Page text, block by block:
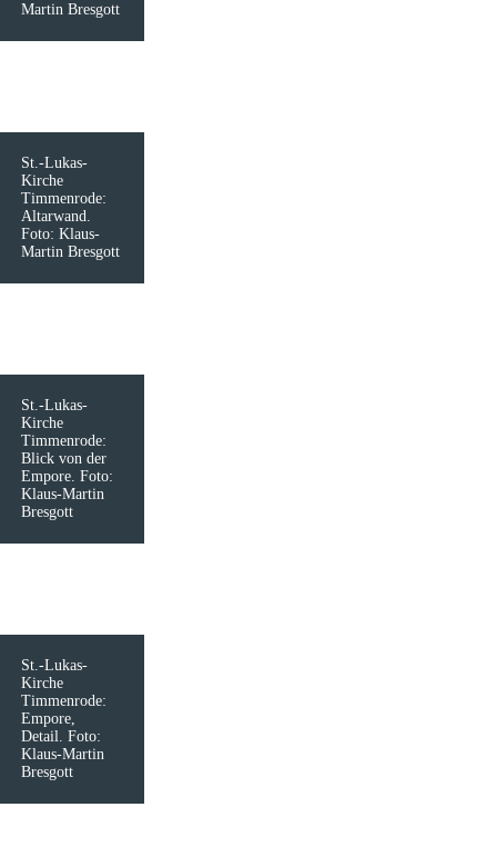
Martin Bresgott
St.-Lukas-
Kirche
Timmenrode:
Altarwand.
Foto: Klaus-
Martin Bresgott
St.-Lukas-
Kirche
Timmenrode:
Blick von der
Empore. Foto:
Klaus-Martin
Bresgott
St.-Lukas-
Kirche
Timmenrode:
Empore,
Detail. Foto:
Klaus-Martin
Bresgott